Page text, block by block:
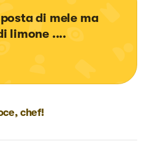
di mele ma
limone ....
chef!